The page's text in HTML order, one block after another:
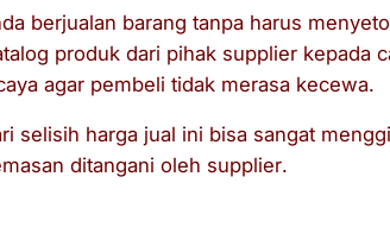
berjualan barang tanpa harus
produk dari pihak supplier kepada
agar pembeli tidak merasa kecewa.
selisih harga jual ini bisa sangat
ditangani oleh supplier.